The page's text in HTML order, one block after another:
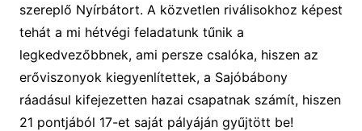
szereplő Nyírbátort. A közvetlen riválisokhoz képest
tehát a mi hétvégi feladatunk tűnik a
legkedvezőbbnek, ami persze csalóka, hiszen az
erőviszonyok kiegyenlítettek, a Sajóbábony
ráadásul kifejezetten hazai csapatnak számít, hiszen
21 pontjából 17-et saját pályáján gyűjtött be!